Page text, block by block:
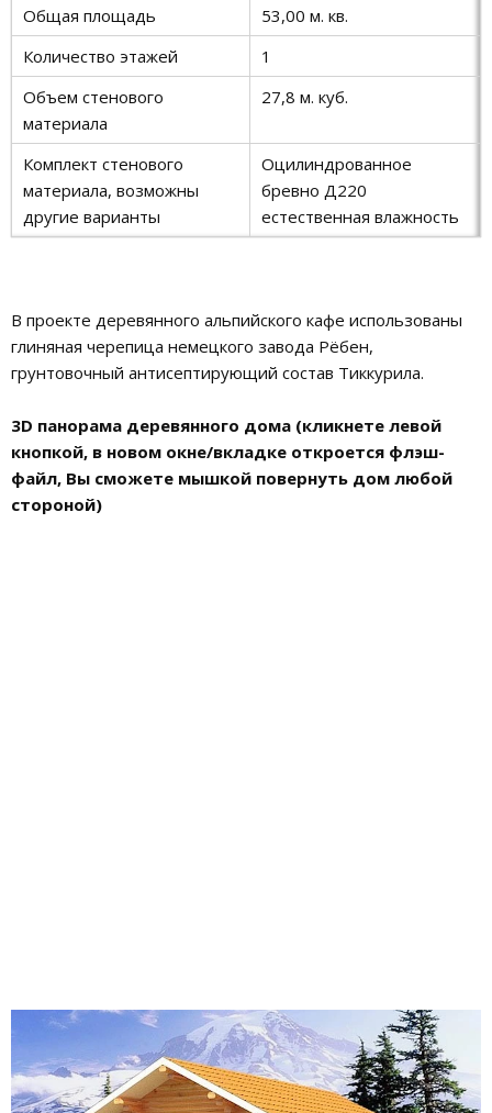
Общая площадь
53,00 м. кв.
Количество этажей
1
Объем стенового
материала
27,8 м. куб.
Комплект стенового
материала, возможны
другие варианты
Оцилиндрованное
бревно Д220
естественная влажность
В проекте деревянного альпийского кафе использованы
глиняная черепица немецкого завода Рёбен,
грунтовочный антисептирующий состав Тиккурила.
3D панорама деревянного дома (кликнете левой
кнопкой, в новом окне/вкладке откроется флэш-
файл, Вы сможете мышкой повернуть дом любой
стороной)